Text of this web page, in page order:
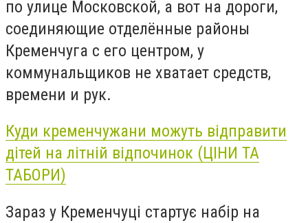
по улице Московской, а вот на дороги,
соединяющие отделённые районы
Кременчуга с его центром, у
коммунальщиков не хватает средств,
времени и рук.
Куди кременчужани можуть відправити
дітей на літній відпочинок (ЦІНИ ТА
ТАБОРИ)
Зараз у Кременчуці стартує набір на